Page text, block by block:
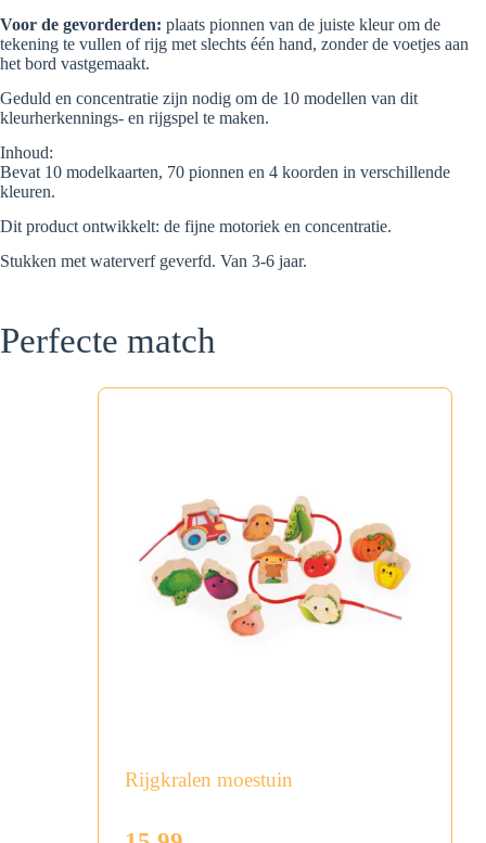
Voor de gevorderden: plaats pionnen van de juiste kleur om de
tekening te vullen of rijg met slechts één hand, zonder de voetjes aan
het bord vastgemaakt.
Geduld en concentratie zijn nodig om de 10 modellen van dit
kleurherkennings- en rijgspel te maken.
Inhoud:
Bevat 10 modelkaarten, 70 pionnen en 4 koorden in verschillende
kleuren.
Dit product ontwikkelt: de fijne motoriek en concentratie.
Stukken met waterverf geverfd. Van 3-6 jaar.
Perfecte match
Rijgkralen moestuin